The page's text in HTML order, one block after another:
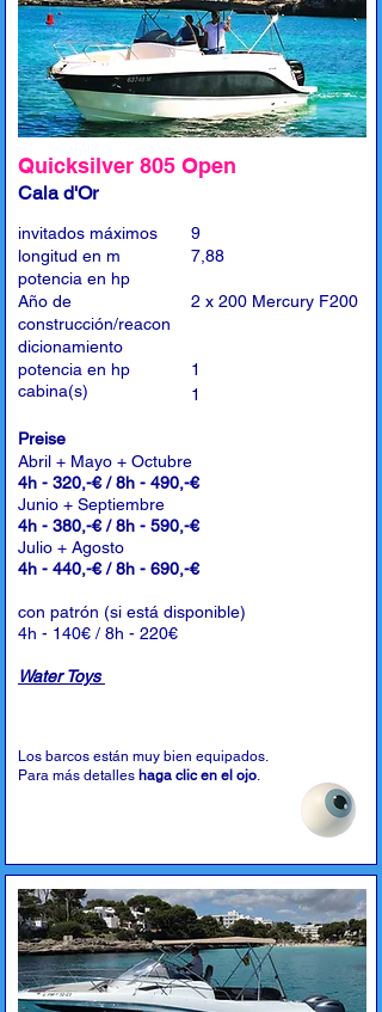
Quicksilver 805 Open
Cala d'Or
invitados máximos
longitud en m
potencia en hp
Año de
construcción/reacon
dicionamiento
potencia en hp
cabina(s)
9
7,88
2 x 200 Mercury F200
1
1
Preise
Abril + Mayo + Octubre
4h - 320,-€ / 8h - 490,-€
Junio + Septiembre
4h - 380,-€ / 8h - 590,-€
Julio + Agosto
4h - 440,-€ / 8h - 690,-€
con patrón (si está disponible)
4h - 140€ / 8h - 220€
Water Toys
Los barcos están muy bien equipados.
Para más detalles haga clic en el ojo.